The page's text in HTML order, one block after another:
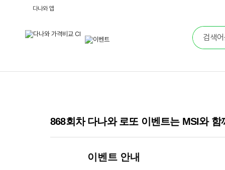
다나와 앱
868회차 다나와 로또 이벤트는 MSI와
이벤트 안내